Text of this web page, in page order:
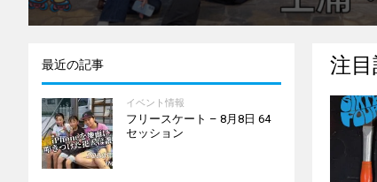
注
最近の記事
イベント情報
フリースケート – 8月8日 64
セッション